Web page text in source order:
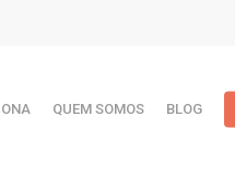
QUEM SOMOS BLOG